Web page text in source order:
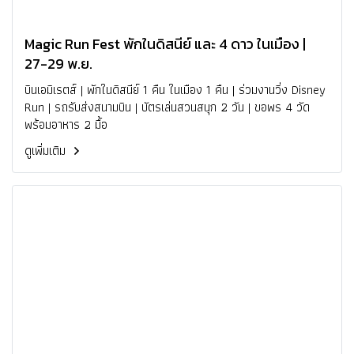
Magic Run Fest พักในดิสนีย์ และ 4 ดาว ในเมือง |
27-29 พ.ย.
บินเอมิเรตส์ | พักในดิสนีย์ 1 คืน ในเมือง 1 คืน | ร่วมงานวิ่ง Disney
Run | รถรับส่งสนามบิน | บัตรเล่นสวนสนุก 2 วัน | ขอพร 4 วัด
พร้อมอาหาร 2 มื้อ
ดูเพิ่มเติม